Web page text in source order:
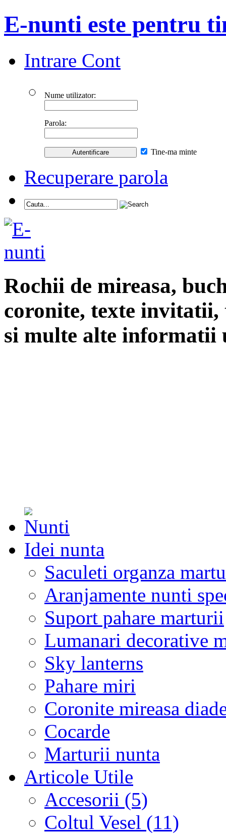
E-nunti este pentru
Intrare Cont
Nume utilizator:
Parola:
Tine-ma minte
Recuperare parola
Rochii de mireasa,
coronite, texte
si multe alte informatii
Idei nunta
Saculeti organza
Aranjamente nunti
Suport pahare marturii
Lumanari decorative
Sky lanterns
Pahare miri
Coronite mireasa
Cocarde
Marturii nunta
Articole Utile
Accesorii (5)
Coltul Vesel (11)